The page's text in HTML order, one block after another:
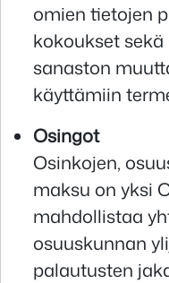
omien tietojen
kokoukset
sanaston
käyttämiin
Osingot
Osinkojen,
maksu on yksi
mahdollistaa
osuuskunnan
palautusten